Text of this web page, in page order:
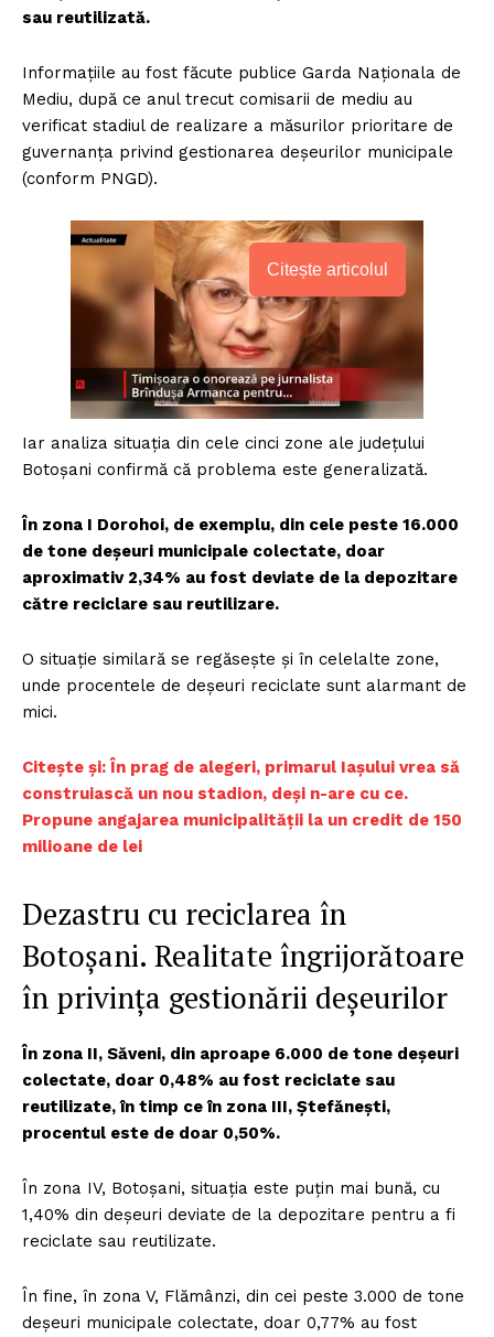
sau reutilizată.
Informațiile au fost făcute publice Garda Naționala de
Mediu, după ce anul trecut comisarii de mediu au
verificat stadiul de realizare a măsurilor prioritare de
guvernanța privind gestionarea deșeurilor municipale
(conform PNGD).
Citește articolul
Iar analiza situația din cele cinci zone ale județului
Botoșani confirmă că problema este generalizată.
În zona I Dorohoi, de exemplu, din cele peste 16.000
de tone deșeuri municipale colectate, doar
aproximativ 2,34% au fost deviate de la depozitare
către reciclare sau reutilizare.
O situație similară se regăsește și în celelalte zone,
unde procentele de deșeuri reciclate sunt alarmant de
mici.
Citește și:În prag de alegeri, primarul Iașului vrea să
construiască un nou stadion, deși n-are cu ce.
Propune angajarea municipalității la un credit de 150
milioane de lei
Dezastru cu reciclarea în
Botoșani. Realitate îngrijorătoare
în privinţa gestionării deşeurilor
În zona II, Săveni, din aproape 6.000 de tone deșeuri
colectate, doar 0,48% au fost reciclate sau
reutilizate, în timp ce în zona III, Ștefănești,
procentul este de doar 0,50%.
În zona IV, Botoșani, situația este puțin mai bună, cu
1,40% din deșeuri deviate de la depozitare pentru a fi
reciclate sau reutilizate.
În fine, în zona V, Flămânzi, din cei peste 3.000 de tone
deșeuri municipale colectate, doar 0,77% au fost